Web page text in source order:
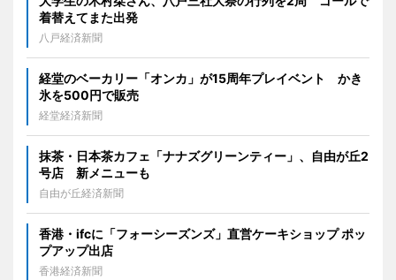
着替えてまた出発
八戸経済新聞
経堂のベーカリー「オンカ」が15周年プレイベント かき
氷を500円で販売
経堂経済新聞
抹茶・日本茶カフェ「ナナズグリーンティー」、自由が丘2
号店 新メニューも
自由が丘経済新聞
香港・ifcに「フォーシーズンズ」直営ケーキショップ ポッ
プアップ出店
香港経済新聞